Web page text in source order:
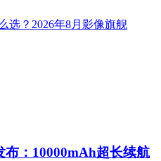
布：10000mAh超长续航